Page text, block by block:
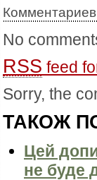
No
RSS feed
Sorry, the
ТАКОЖ
Цей
не буде